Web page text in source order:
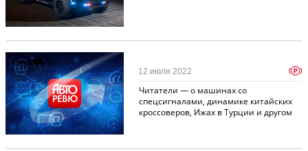
Письма56
Читатели — о машинах со
спецсигналами, динамике китайских
кроссоверов, Ижах в Турции и другом
12 июля 2022 p